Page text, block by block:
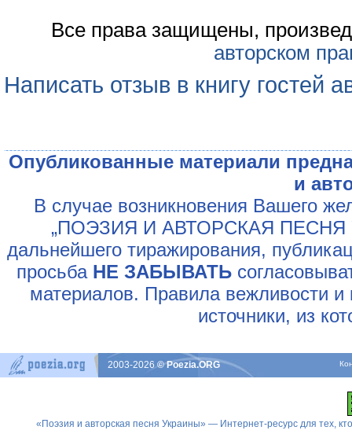
Все права защищены,
авторском
Написать отзыв в книгу гостей
Опубликованные материали
и
В случае возникновения Вашего
„ПОЭЗИЯ И АВТОРСКАЯ ПЕСНЯ
дальнейшего тиражирования,
просьба НЕ ЗАБЫВАТЬ
материалов. Правила вежливости и
источники, из
2003-2026© Poezia.ORG
«Поэзия и авторская песня Украины» — Интернет-ресурс для тех,